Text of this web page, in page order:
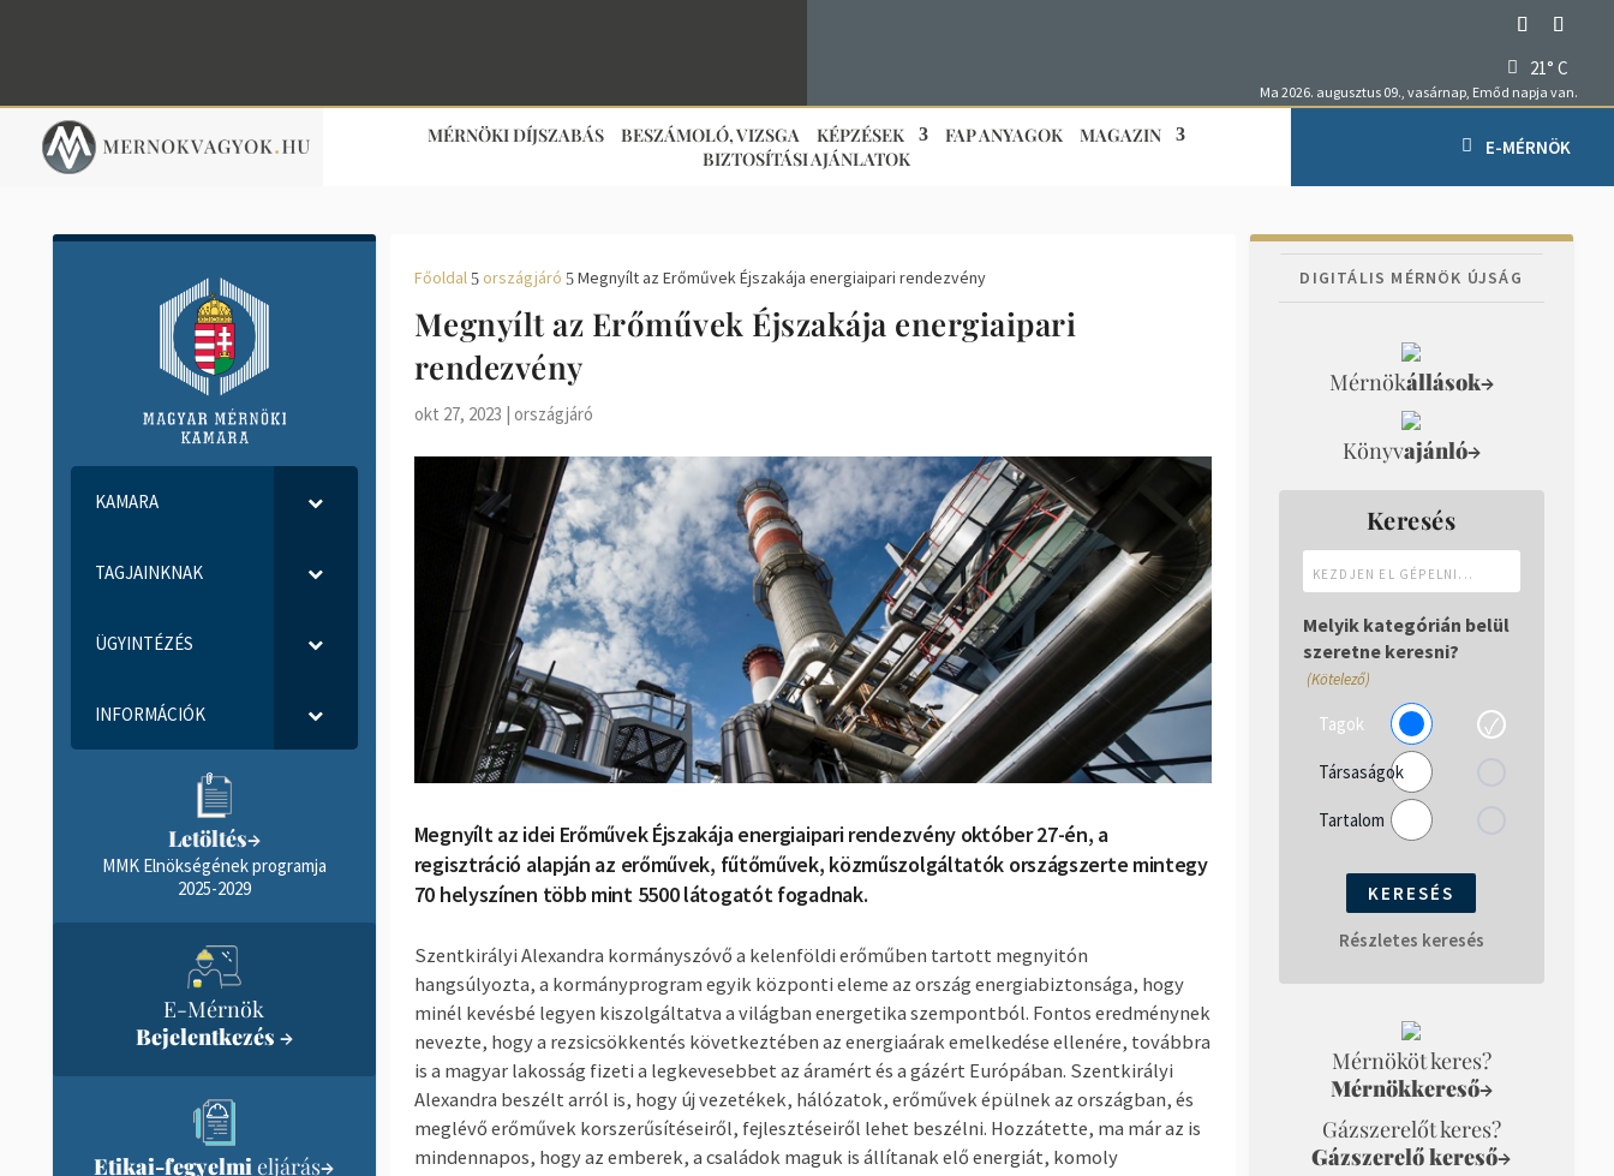
21° C
Ma 2026. augusztus 09., vasárnap, Emőd napja van.
MÉRNÖKI DÍJSZABÁS BESZÁMOLÓ, VIZSGA KÉPZÉSEK FAP ANYAGOK
MAGAZIN
BIZTOSÍTÁSI AJÁNLATOK
E-MÉRNÖK
KAMARA
TAGJAINKNAK
ÜGYINTÉZÉS
INFORMÁCIÓK
Letöltés→
MMK Elnökségének programja
2025-2029
E-Mérnök
Bejelentkezés →
Etikai-fegyelmieljárás→
Főoldal 5 országjáró 5 Megnyílt az Erőművek Éjszakája energiaipari rendezvény
Megnyílt az Erőművek Éjszakája energiaipari
rendezvény
okt 27, 2023 | országjáró
Megnyílt az idei Erőművek Éjszakája energiaipari rendezvény október 27-én, a
regisztráció alapján az erőművek, fűtőművek, közműszolgáltatók országszerte mintegy
70 helyszínen több mint 5500 látogatót fogadnak.
Szentkirályi Alexandra kormányszóvő a kelenföldi erőműben tartott megnyitón
hangsúlyozta, a kormányprogram egyik központi eleme az ország energiabiztonsága, hogy
minél kevésbé legyen kiszolgáltatva a világban energetika szempontból. Fontos eredménynek
nevezte, hogy a rezsicsökkentés következtében az energiaárak emelkedése ellenére, továbbra
is a magyar lakosság fizeti a legkevesebbet az áramért és a gázért Európában. Szentkirályi
Alexandra beszélt arról is, hogy új vezetékek, hálózatok, erőművek épülnek az országban, és
meglévő erőművek korszerűsítéseiről, fejlesztéseiről lehet beszélni. Hozzátette, ma már az is
mindennapos, hogy az emberek, a családok maguk is állítanak elő energiát, komoly
DIGITÁLIS MÉRNÖK ÚJSÁG
Mérnökállások→
Könyvajánló→
Keresés
el
gépelni...
Melyik kategórián belül
szeretne keresni?
(Kötelező)
Tagok
Társaságok
Tartalom
Részletes keresés
Mérnököt keres?
Mérnökkereső→
Gázszerelőt keres?
Gázszerelő kereső→